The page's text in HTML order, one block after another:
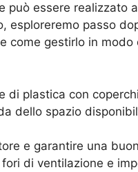
può essere realizzato
esploreremo passo
come gestirlo in modo
di plastica con
dello spazio
e garantire una
di ventilazione e